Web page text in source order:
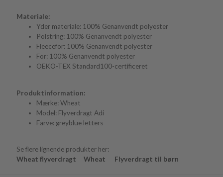
Materiale:
Yder materiale: 100% Genanvendt polyester
Polstring: 100% Genanvendt polyester
Fleecefor: 100% Genanvendt polyester
For: 100% Genanvendt polyester
OEKO-TEX Standard100-certificeret
Produktinformation:
Mærke: Wheat
Model: Flyverdragt Adi
Farve: greyblue letters
Se flere lignende produkter her:
Wheat flyverdragt
Wheat Flyverdragt til børn